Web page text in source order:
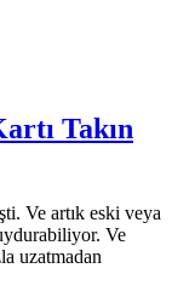
Takın
Ve artık eski veya
Ve
uzatmadan